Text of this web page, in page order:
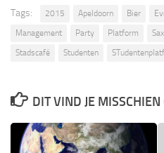
Tags: 2015 Apeldoorn Bier
Management
Party Platform
Stadscafé
Studenten
DIT VIND JE MISSCHIEN